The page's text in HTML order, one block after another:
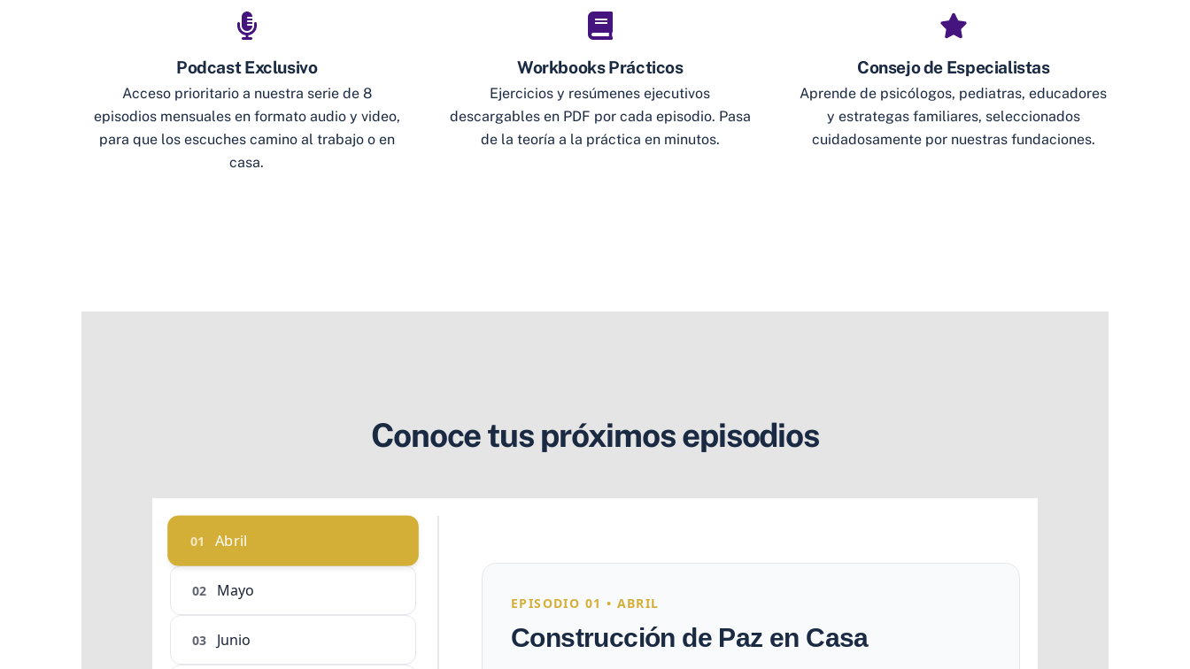
Podcast Exclusivo
Acceso prioritario a nuestra serie de 8
episodios mensuales en formato audio y video,
para que los escuches camino al trabajo o en
casa.
Workbooks Prácticos
Ejercicios y resúmenes ejecutivos
descargables en PDF por cada episodio. Pasa
de la teoría a la práctica en minutos.
Consejo de Especialistas
Aprende de psicólogos, pediatras, educadores
y estrategas familiares, seleccionados
cuidadosamente por nuestras fundaciones.
Conoce tus próximos episodios
01 Abril
02 Mayo
03 Junio
EPISODIO 01 • ABRIL
Construcción de Paz en Casa